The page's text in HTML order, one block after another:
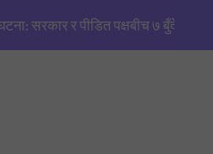
सरकार र पीडित पक्षबीच ७ बुँदे